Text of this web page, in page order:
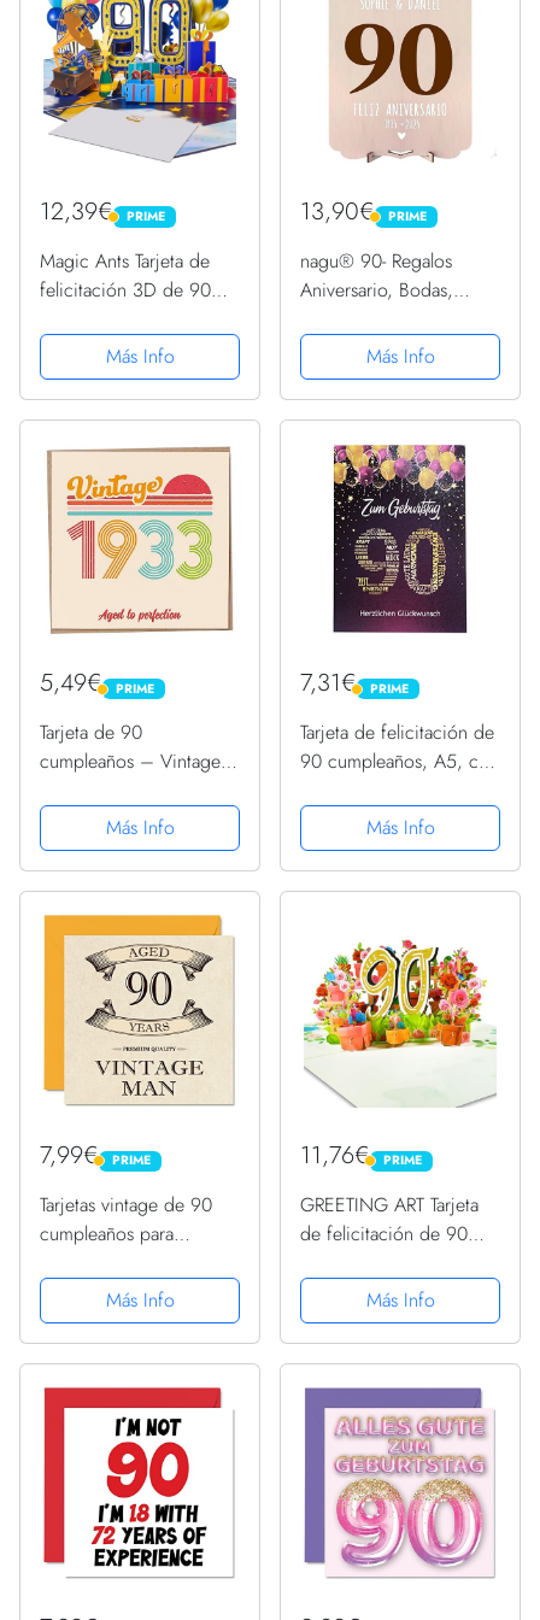
12,39€ PRIME
PRIME
Magic Ants Tarjeta de
felicitación 3D de 90
90 años Más Info
13,90€ PRIME
PRIME
nagu® 90- Regalos
Aniversario, Bodas,
Tarjeta felicitacion o
topper e ideas originales
de decoracion para
Más Info
5,49€ PRIME
PRIME
Tarjeta de 90
cumpleaños – Vintage
Perfection, divertida
tarjeta de felicitación
para hombres y mujeres,
para mujeres,...
Más Info
7,31€ PRIME
PRIME
Tarjeta de felicitación de
90 cumpleaños, A5, con
lila
Más Info
7,99€ PRIME
PRIME
Tarjetas vintage de 90
cumpleaños para
divertida tarjeta de
cumpleaños para abuelo,
papá, marido, tío,
mm x 145 mm,...
Más Info
11,76€ PRIME
PRIME
GREETING ART Tarjeta
de felicitación de 90
felicitación con flor
desplegable, tarjeta de
felicitación 3D, tarjeta
Más Info